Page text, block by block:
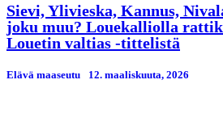
Sievi, Ylivieska, Kannus,
joku muu? Louekalliolla
Louetin valtias -tittelistä
Elävä maaseutu 12. maaliskuuta, 2026